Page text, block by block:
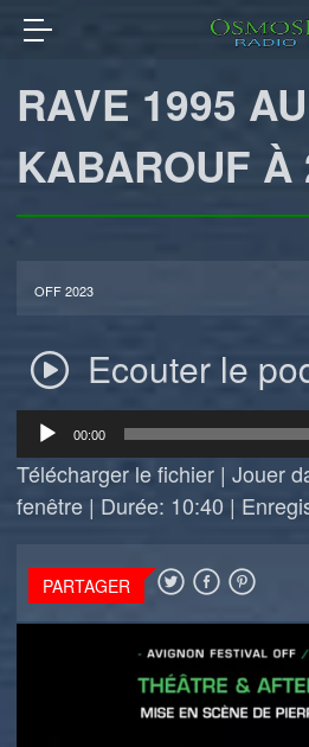
RAVE 1995 AU
KABAROUF À
OFF 2023
Ecouter le
Lecteur
audio
00:00
Télécharger le fichier |Jouer
fenêtre | Durée: 10:40 |
PARTAGER